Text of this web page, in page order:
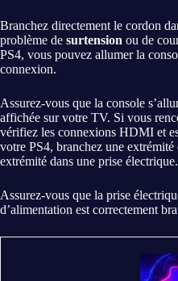
Branchez directement le cordon
problème de surtension ou de
PS4, vous pouvez allumer la
connexion.
Assurez-vous que la console
affichée sur votre TV. Si vous
vérifiez les connexions HDMI et
votre PS4, branchez une
extrémité dans une prise électrique.
Assurez-vous que la prise
d’alimentation est correctement